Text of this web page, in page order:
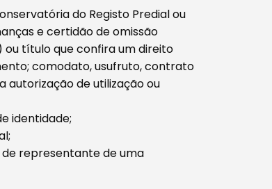
do Registo Predial ou
e certidão de omissão
ou título que confira um direito
comodato, usufruto, contrato
autorização de utilização ou
identidade;
representante de uma